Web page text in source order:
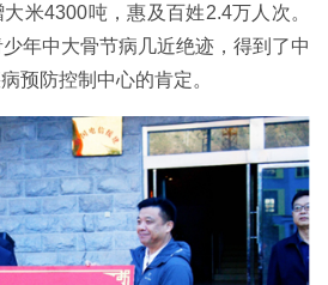
米4300吨，惠及百姓2.4万人次。
年中大骨节病几近绝迹，得到了中
预防控制中心的肯定。